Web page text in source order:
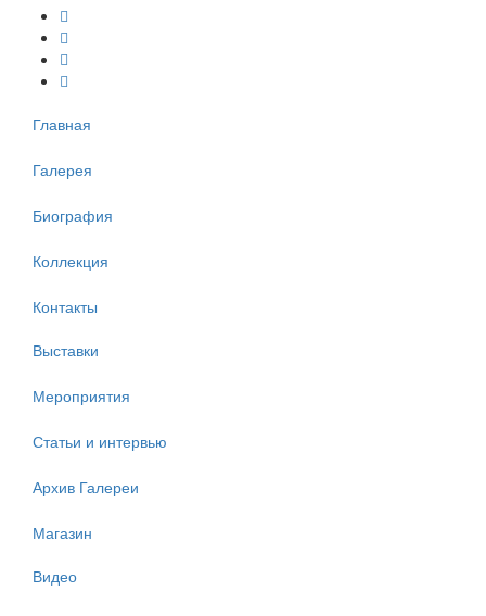
Главная
Галерея
Биография
Коллекция
Контакты
Выставки
Мероприятия
Статьи и интервью
Архив Галереи
Магазин
Видео